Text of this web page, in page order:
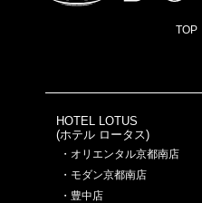
TOP
HOTEL LOTUS
(ホテル ロータス)
・オリエンタル京都南店
・モダン京都南店
・豊中店